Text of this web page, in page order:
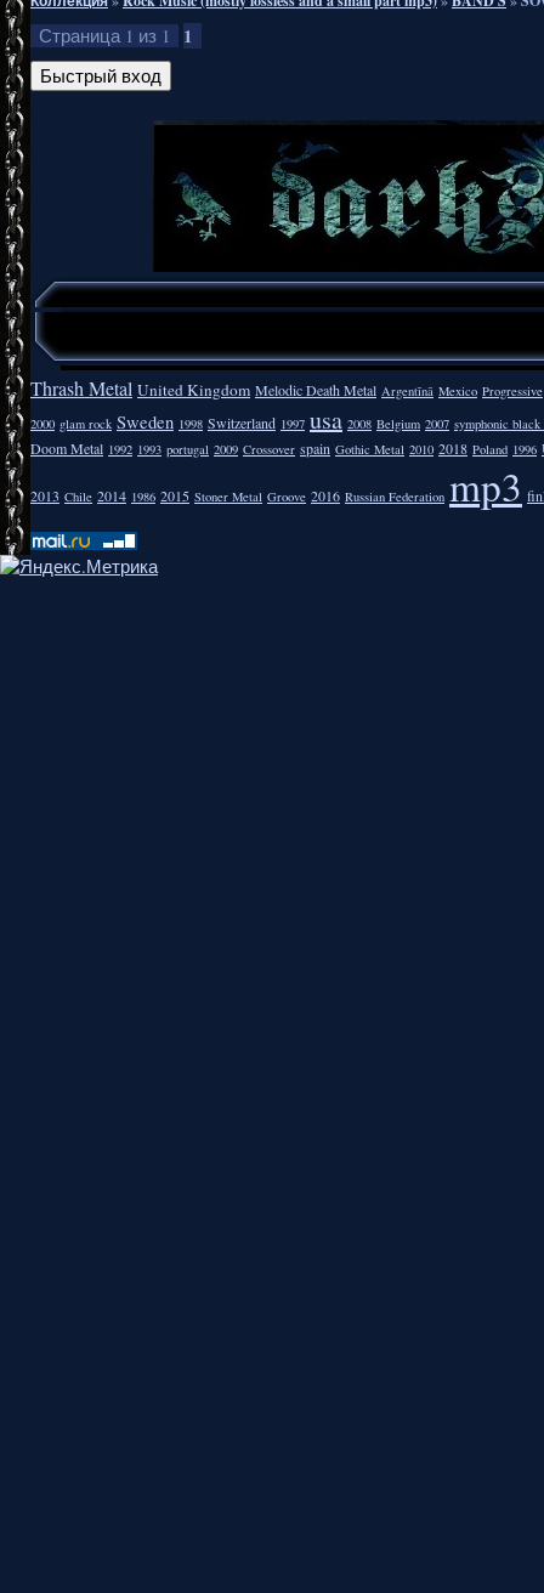
Страница 1 из 1 1
Thrash Metal United Kingdom Melodic Death Metal Argentīnā Mexico Progressive
2000 glam rock Sweden 1998 Switzerland 1997 usa 2008 Belgium 2007 symphonic
Doom Metal 1992 1993 portugal 2009 Crossover spain Gothic Metal 2010 2018 Poland 1996
2013 Chile 2014 1986 2015 Stoner Metal Groove 2016 Russian Federation mp3